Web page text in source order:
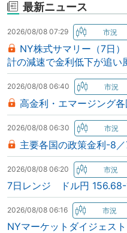
最新ニュース
2026/08/08 07:29
NY株式サマリー（7日
計の減速で金利低下が追い
2026/08/08 06:40
高金利・エマージング
2026/08/08 06:30
主要各国の政策金利-8
2026/08/08 06:20
7日レンジ ドル円 156.68-
2026/08/08 06:16
NYマーケットダイジェス